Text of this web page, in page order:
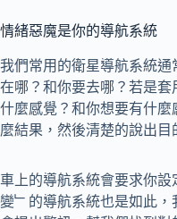
情緒惡魔是你的導航系統
我們常用的衛星導航系統
在哪？和你要去哪？若是
什麼感覺？和你想要有什
麼結果，然後清楚的說出目
車上的導航系統會要求你
變﹂的導航系統也是如此